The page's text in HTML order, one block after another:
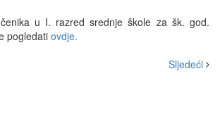
u I. razred srednje škole za šk. god.
pogledati ovdje.
Sljedeći